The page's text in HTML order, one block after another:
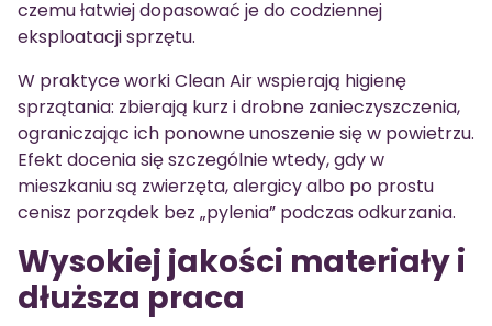
czemu łatwiej dopasować je do codziennej
eksploatacji sprzętu.
W praktyce worki Clean Air wspierają higienę
sprzątania: zbierają kurz i drobne zanieczyszczenia,
ograniczając ich ponowne unoszenie się w powietrzu.
Efekt docenia się szczególnie wtedy, gdy w
mieszkaniu są zwierzęta, alergicy albo po prostu
cenisz porządek bez „pylenia” podczas odkurzania.
Wysokiej jakości materiały i
dłuższa praca